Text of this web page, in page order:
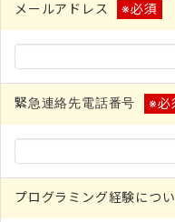
メールアドレス ※必須
緊急連絡先電話番号 ※必
プログラミング経験につ